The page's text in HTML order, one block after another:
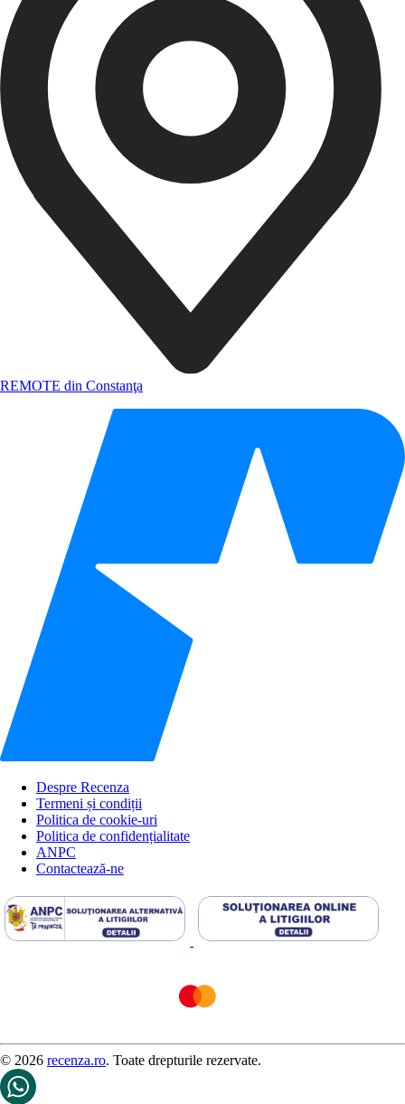
REMOTE din Constanţa
Despre Recenza
Termeni și condiții
Politica de cookie-uri
Politica de confidențialitate
ANPC
Contactează-ne
© 2026 recenza.ro. Toate drepturile rezervate.